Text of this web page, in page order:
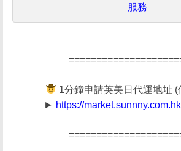
服務
1分鐘申請英美日代運地址 (
► https://